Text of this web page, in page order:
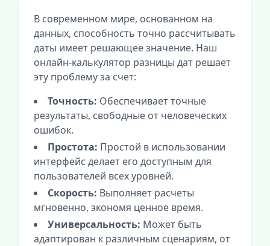
В современном мире, основанном на
данных, способность точно рассчитывать
даты имеет решающее значение. Наш
онлайн-калькулятор разницы дат решает
эту проблему за счет:
Точность: Обеспечивает точные
результаты, свободные от человеческих
ошибок.
Простота: Простой в использовании
интерфейс делает его доступным для
пользователей всех уровней.
Скорость: Выполняет расчеты
мгновенно, экономя ценное время.
Универсальность: Может быть
адаптирован к различным сценариям, от